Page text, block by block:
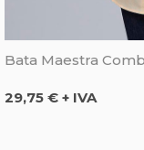
Bata Maestra
Precio
29,75 € + IVA